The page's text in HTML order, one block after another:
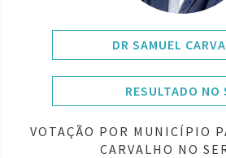
DR SAMUEL
RESULTADO NO
VOTAÇÃO POR MUNICÍPIO
CARVALHO NO